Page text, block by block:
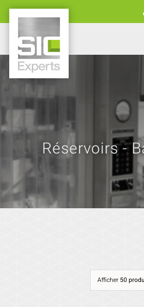
Passer
au
contenu
Réservoirs -
Afficher 50